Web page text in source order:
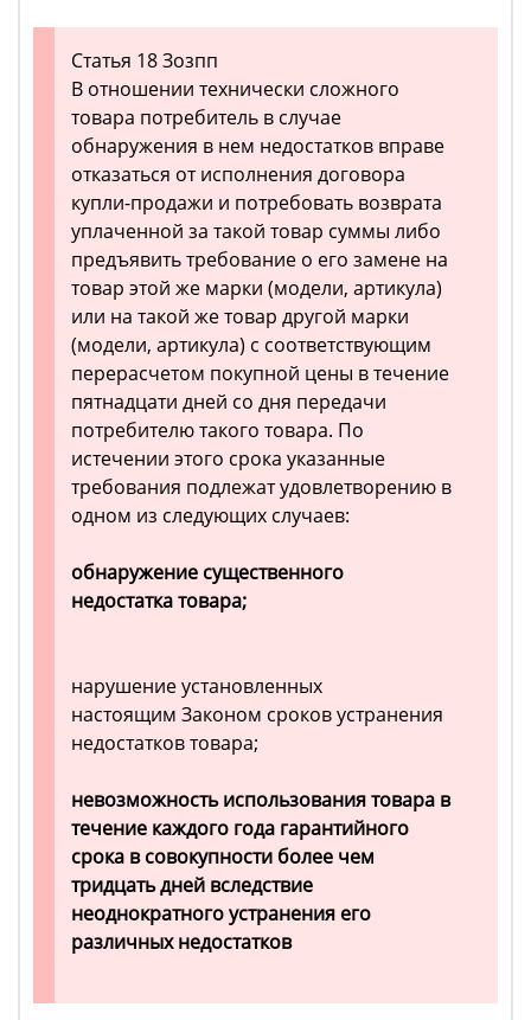
Статья 18 Зозпп
В отношении технически сложного
товара потребитель в случае
обнаружения в нем недостатков вправе
отказаться от исполнения договора
купли-продажи и потребовать возврата
уплаченной за такой товар суммы либо
предъявить требование о его замене на
товар этой же марки (модели, артикула)
или на такой же товар другой марки
(модели, артикула) с соответствующим
перерасчетом покупной цены в течение
пятнадцати дней со дня передачи
потребителю такого товара. По
истечении этого срока указанные
требования подлежат удовлетворению в
одном из следующих случаев:
обнаружение существенного
недостатка товара;
нарушение установленных
настоящим Законом сроков устранения
недостатков товара;
невозможность использования товара в
течение каждого года гарантийного
срока в совокупности более чем
тридцать дней вследствие
неоднократного устранения его
различных недостатков